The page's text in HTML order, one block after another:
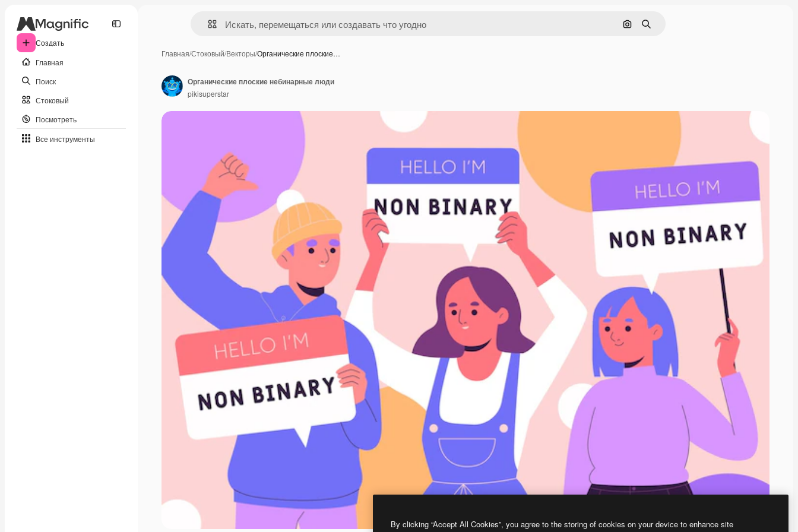
Создать
Главная
Поиск
Стоковый
Посмотреть
Все инструменты
Поиск по изображению
Поиск
Главная/Стоковый/Векторы/Органические плоские…
Органические плоские небинарные люди
pikisuperstar
By clicking “Accept All Cookies”, you agree to the storing of cookies on your device to enhance site